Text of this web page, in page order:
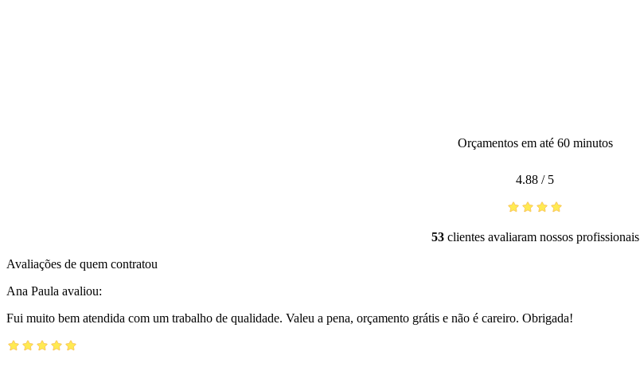
Orçamentos em até 60 minutos
4.88 / 5
53clientes avaliaram nossos profissionais
Avaliações de quem contratou
Ana Paula avaliou:
Fui muito bem atendida com um trabalho de qualidade. Valeu a pena, orçamento grátis e não é careiro. Obrigada!